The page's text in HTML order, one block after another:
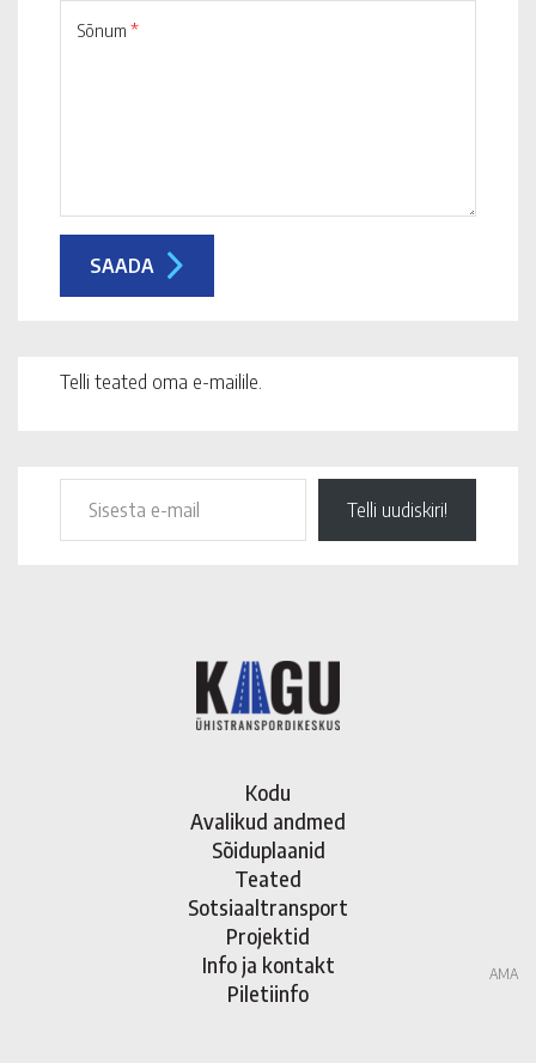
Sõnum *
Telli teated oma e-mailile.
Telli uudiskiri!
Kodu
Avalikud andmed
Sõiduplaanid
Teated
Sotsiaaltransport
Projektid
Info ja kontakt
Piletiinfo
AMA